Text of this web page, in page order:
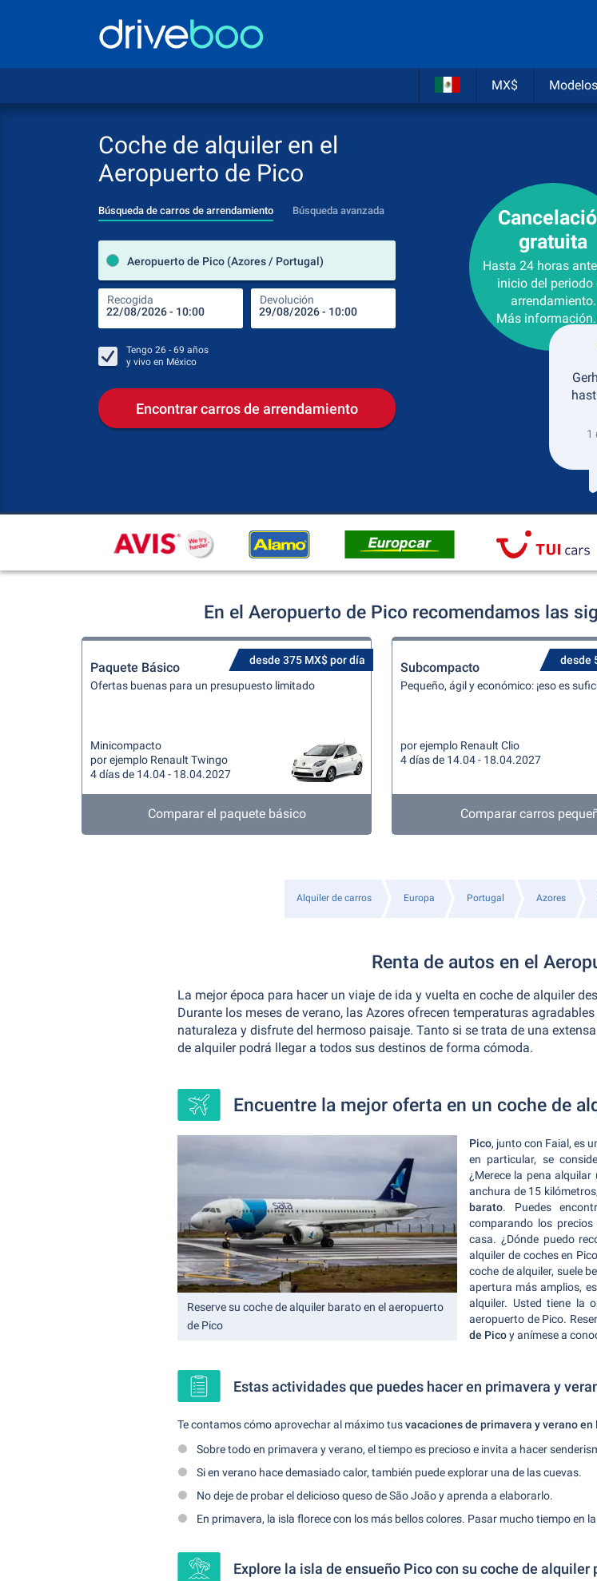
MX$
Coche de alquiler en el
Aeropuerto de Pico
Búsqueda de carros de arrendamiento Búsqueda avanzada
Aeropuerto de Pico (Azores / Portugal)
Recogida Devolución
lugar de arrendamiento
Lugar de devolución
Tengo 26 - 69 años
y vivo en México
Encontrar carros de arrendamiento
gratuita
Hasta 24 horas
inicio del periodo
arrendamiento.
Más información.
1
En el Aeropuerto de Pico recomendamos las
desde 375 MX$ por día
Paquete Básico
Ofertas buenas para un presupuesto limitado
Minicompacto
por ejemplo Renault Twingo
4 días de 14.04 - 18.04.2027
Comparar el paquete básico
desde
Subcompacto
Pequeño, ágil y económico: ¡eso es
por ejemplo Renault Clio
4 días de 14.04 - 18.04.2027
Comparar carros
Alquiler de carros Europa Portugal Azores
Renta de autos en el
La mejor época para hacer un viaje de ida y vuelta en coche de alquiler
Durante los meses de verano, las Azores ofrecen temperaturas
naturaleza y disfrute del hermoso paisaje. Tanto si se trata de una
de alquiler podrá llegar a todos sus destinos de forma cómoda.
Encuentre la mejor oferta en un coche de
Reserve su coche de alquiler barato en el aeropuerto
de Pico
Pico, junto con Faial, es
en particular, se
¿Merece la pena
anchura de 15
barato. Puedes
comparando los
casa. ¿Dónde puedo
alquiler de coches en
coche de alquiler, suele
apertura más amplios,
alquiler. Usted tiene la
aeropuerto de Pico.
de Picoy anímese a
Estas actividades que puedes hacer en primavera y
Te contamos cómo aprovechar al máximo tusvacaciones de primavera y verano en
Sobre todo en primavera y verano, el tiempo es precioso e invita a hacer
Si en verano hace demasiado calor, también puede explorar una de las cuevas.
No deje de probar el delicioso queso de São João y aprenda a elaborarlo.
En primavera, la isla florece con los más bellos colores. Pasar mucho tiempo en
Explore la isla de ensueño Pico con su coche de alquiler